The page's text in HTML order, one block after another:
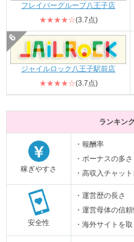
フレイバーグループ八王子店
★★★★☆(3.7点)
ジャイルロック八王子駅前店
★★★★☆(3.7点)
ランキン
稼ぎやすさ
・報酬率
・ボーナスの多さ
・高収入チャッ
安全性
・運営歴の長さ
・運営母体の信頼
・海外サイトを